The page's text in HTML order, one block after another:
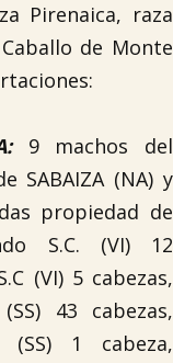
Pirenaica, raza
de Monte
:9 machos del
SABAIZA (NA) y
propiedad de
S.C. (VI) 12
(VI) 5 cabezas,
43 cabezas,
(SS) 1 cabeza,